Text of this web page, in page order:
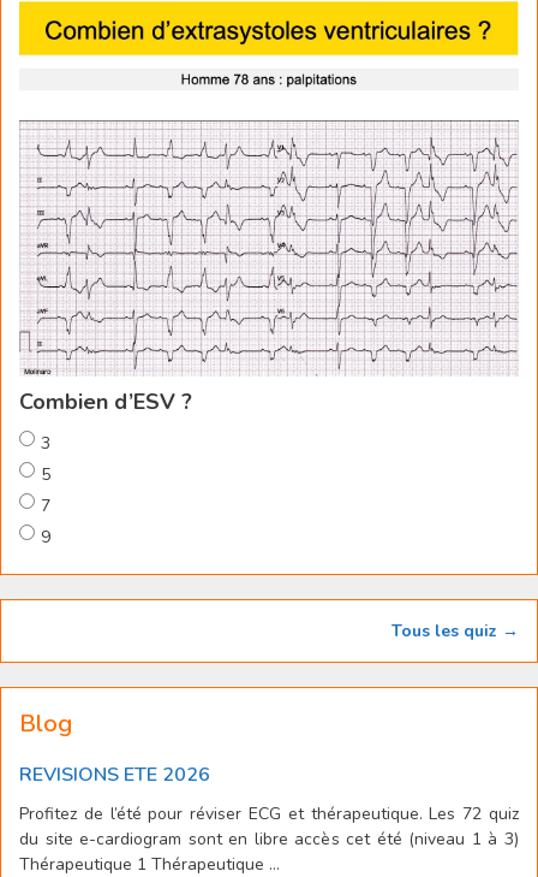
Combien d’ESV ?
3
5
7
9
Tous les quiz →
Blog
REVISIONS ETE 2026
Profitez de l’été pour réviser ECG et thérapeutique. Les 72 quiz
du site e-cardiogram sont en libre accès cet été (niveau 1 à 3)
Thérapeutique 1 Thérapeutique ...